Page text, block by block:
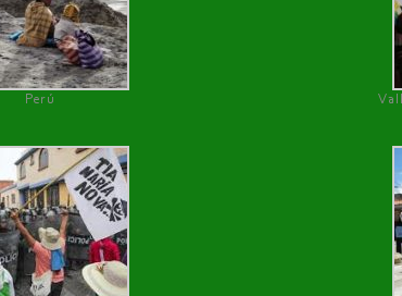
Perú